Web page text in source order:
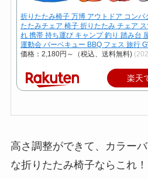
折りたたみ椅子 万博 アウトドア コンパ
たたみチェア 椅子 折りたたみ チェア
れ 携帯 持ち運び キャンプ 釣り 踏み台
運動会 バーベキュー BBQ フェス 旅行
価格：2,180円～（税込、送料無料)
楽天
高さ調整ができて、カラー
な折りたたみ椅子ならこれ！